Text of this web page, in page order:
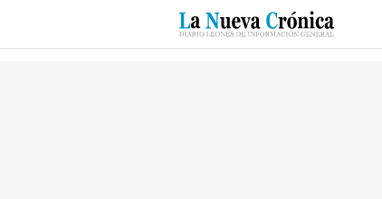
BIERZO SUCESOS CULTURAS ESPECIALES